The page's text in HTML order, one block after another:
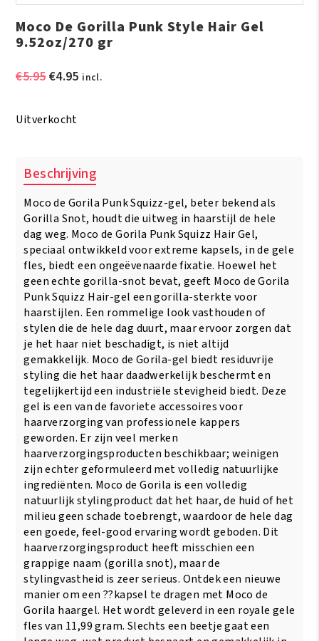
Moco De Gorilla Punk Style Hair Gel
9.52oz/270 gr
€5.95Oorspronkelijke
€5.95.
€4.95Huidige
incl.
Uitverkocht
Beschrijving
Moco de Gorila Punk Squizz-gel, beter bekend als
Gorilla Snot, houdt die uitweg in haarstijl de hele
dag weg. Moco de Gorila Punk Squizz Hair Gel,
speciaal ontwikkeld voor extreme kapsels, in de gele
fles, biedt een ongeëvenaarde fixatie. Hoewel het
geen echte gorilla-snot bevat, geeft Moco de Gorila
Punk Squizz Hair-gel een gorilla-sterkte voor
haarstijlen. Een rommelige look vasthouden of
stylen die de hele dag duurt, maar ervoor zorgen dat
je het haar niet beschadigt, is niet altijd
gemakkelijk. Moco de Gorila-gel biedt residuvrije
styling die het haar daadwerkelijk beschermt en
tegelijkertijd een industriële stevigheid biedt. Deze
gel is een van de favoriete accessoires voor
haarverzorging van professionele kappers
geworden. Er zijn veel merken
haarverzorgingsproducten beschikbaar; weinigen
zijn echter geformuleerd met volledig natuurlijke
ingrediënten. Moco de Gorila is een volledig
natuurlijk stylingproduct dat het haar, de huid of het
milieu geen schade toebrengt, waardoor de hele dag
een goede, feel-good ervaring wordt geboden. Dit
haarverzorgingsproduct heeft misschien een
grappige naam (gorilla snot), maar de
stylingvastheid is zeer serieus. Ontdek een nieuwe
manier om een ??kapsel te dragen met Moco de
Gorila haargel. Het wordt geleverd in een royale gele
fles van 11,99 gram. Slechts een beetje gaat een